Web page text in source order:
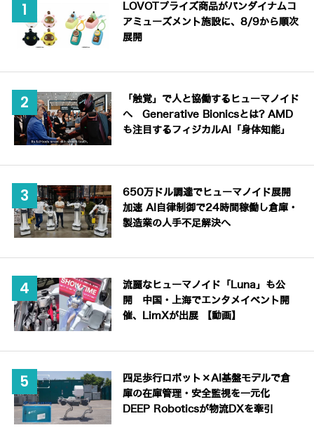
LOVOTプライズ商品がバンダイナムコ
アミューズメント施設に、8/9から順次
展開
「触覚」で人と協働するヒューマノイド
へ Generative Bionicsとは? AMD
も注目するフィジカルAI「身体知能」
650万ドル調達でヒューマノイド展開
加速 AI自律制御で24時間稼働し倉庫・
製造業の人手不足解決へ
流麗なヒューマノイド「Luna」も公
開 中国・上海でエンタメイベント開
催、LimXが出展 【動画】
四足歩行ロボット×AI基盤モデルで倉
庫の在庫管理・安全監視を一元化
DEEP Roboticsが物流DXを牽引